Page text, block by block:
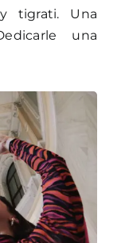
tigrati. Una
una